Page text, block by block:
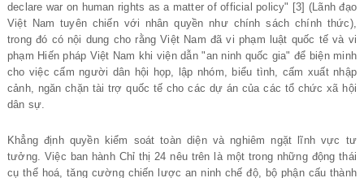
declare war on human rights as a matter of official policy" [3] (Lãnh đạo
Việt Nam tuyên chiến với nhân quyền như chính sách chính thức),
trong đó có nội dung cho rằng Việt Nam đã vi phạm luật quốc tế và vi
phạm Hiến pháp Việt Nam khi viện dẫn "an ninh quốc gia" để biện minh
cho việc cấm người dân hội họp, lập nhóm, biểu tình, cấm xuất nhập
cảnh, ngăn chặn tài trợ quốc tế cho các dự án của các tổ chức xã hội
dân sự.
Khẳng định quyền kiểm soát toàn diện và nghiêm ngặt lĩnh vực tư
tưởng. Việc ban hành Chỉ thị 24 nêu trên là một trong những động thái
cụ thể hoá, tăng cường chiến lược an ninh chế độ, bộ phận cấu thành